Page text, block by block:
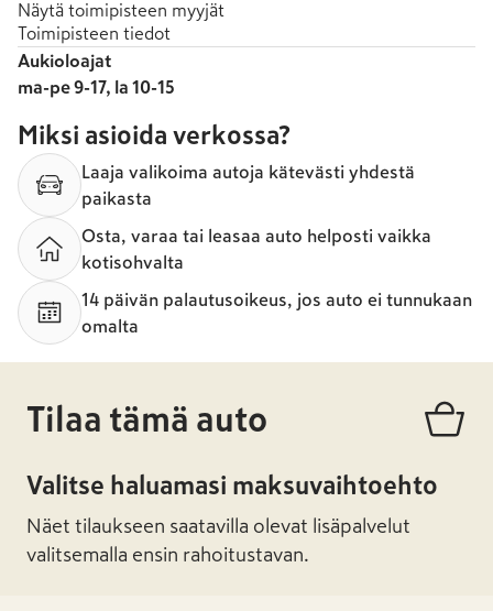
Näytä toimipisteen myyjät
Toimipisteen tiedot
Aukioloajat
ma-pe 9-17, la 10-15
Miksi asioida verkossa?
Laaja valikoima autoja kätevästi yhdestä
paikasta
Osta, varaa tai leasaa auto helposti vaikka
kotisohvalta
14 päivän palautusoikeus, jos auto ei tunnukaan
omalta
Tilaa tämä auto
Valitse haluamasi maksuvaihtoehto
Näet tilaukseen saatavilla olevat lisäpalvelut
valitsemalla ensin rahoitustavan.